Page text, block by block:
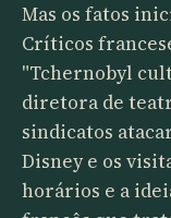
Mas os fatos
Críticos
"Tchernobyl
diretora de
sindicatos
Disney e os
horários e a